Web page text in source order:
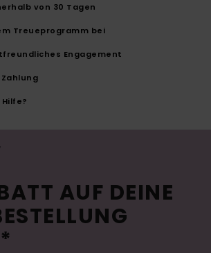
von 30 Tagen
Treueprogramm bei
Engagement
AUF DEINE